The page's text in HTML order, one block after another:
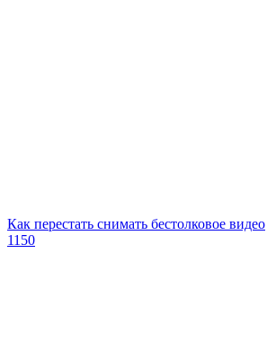
Как перестать снимать бестолковое видео
1150